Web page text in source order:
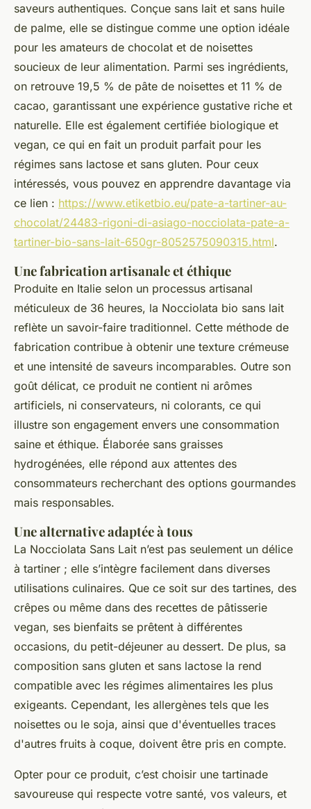
saveurs authentiques. Conçue sans lait et sans huile
de palme, elle se distingue comme une option idéale
pour les amateurs de chocolat et de noisettes
soucieux de leur alimentation. Parmi ses ingrédients,
on retrouve 19,5 % de pâte de noisettes et 11 % de
cacao, garantissant une expérience gustative riche et
naturelle. Elle est également certifiée biologique et
vegan, ce qui en fait un produit parfait pour les
régimes sans lactose et sans gluten. Pour ceux
intéressés, vous pouvez en apprendre davantage via
ce lien : https://www.etiketbio.eu/pate-a-tartiner-au-
chocolat/24483-rigoni-di-asiago-nocciolata-pate-a-
tartiner-bio-sans-lait-650gr-8052575090315.html.
Une fabrication artisanale et éthique
Produite en Italie selon un processus artisanal
méticuleux de 36 heures, la Nocciolata bio sans lait
reflète un savoir-faire traditionnel. Cette méthode de
fabrication contribue à obtenir une texture crémeuse
et une intensité de saveurs incomparables. Outre son
goût délicat, ce produit ne contient ni arômes
artificiels, ni conservateurs, ni colorants, ce qui
illustre son engagement envers une consommation
saine et éthique. Élaborée sans graisses
hydrogénées, elle répond aux attentes des
consommateurs recherchant des options gourmandes
mais responsables.
Une alternative adaptée à tous
La Nocciolata Sans Lait n’est pas seulement un délice
à tartiner ; elle s’intègre facilement dans diverses
utilisations culinaires. Que ce soit sur des tartines, des
crêpes ou même dans des recettes de pâtisserie
vegan, ses bienfaits se prêtent à différentes
occasions, du petit-déjeuner au dessert. De plus, sa
composition sans gluten et sans lactose la rend
compatible avec les régimes alimentaires les plus
exigeants. Cependant, les allergènes tels que les
noisettes ou le soja, ainsi que d'éventuelles traces
d'autres fruits à coque, doivent être pris en compte.
Opter pour ce produit, c’est choisir une tartinade
savoureuse qui respecte votre santé, vos valeurs, et